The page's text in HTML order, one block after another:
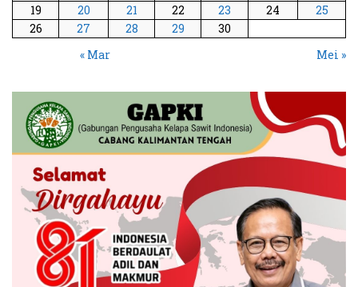
19
20 21 22 23 24
25
26
27 28 29
30
« Mar
Mei »